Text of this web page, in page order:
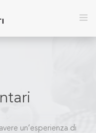
un’esperienza di